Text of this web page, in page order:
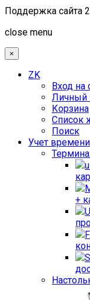
Поддержка сайта
close menu
×
ZK
Вход на
Личный
Корзина
Список
Поиск
Учет времени
+